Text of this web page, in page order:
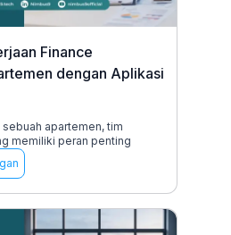
Finance
dengan Aplikasi
apartemen, tim
memiliki peran penting